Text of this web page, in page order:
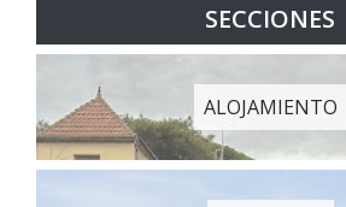
SECCIONES
ALOJAMIENTO